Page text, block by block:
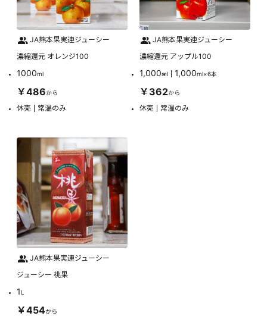
JA熊本果実連ジューシー
濃縮還元 オレンジ100
1000ml
￥486から
休売 常温のみ
JA熊本果実連ジューシー
濃縮還元 アップル100
1,000ml 1,000ml×6本
￥362から
休売 常温のみ
JA熊本果実連ジューシー
ジューシー 桃果
1L
￥454から